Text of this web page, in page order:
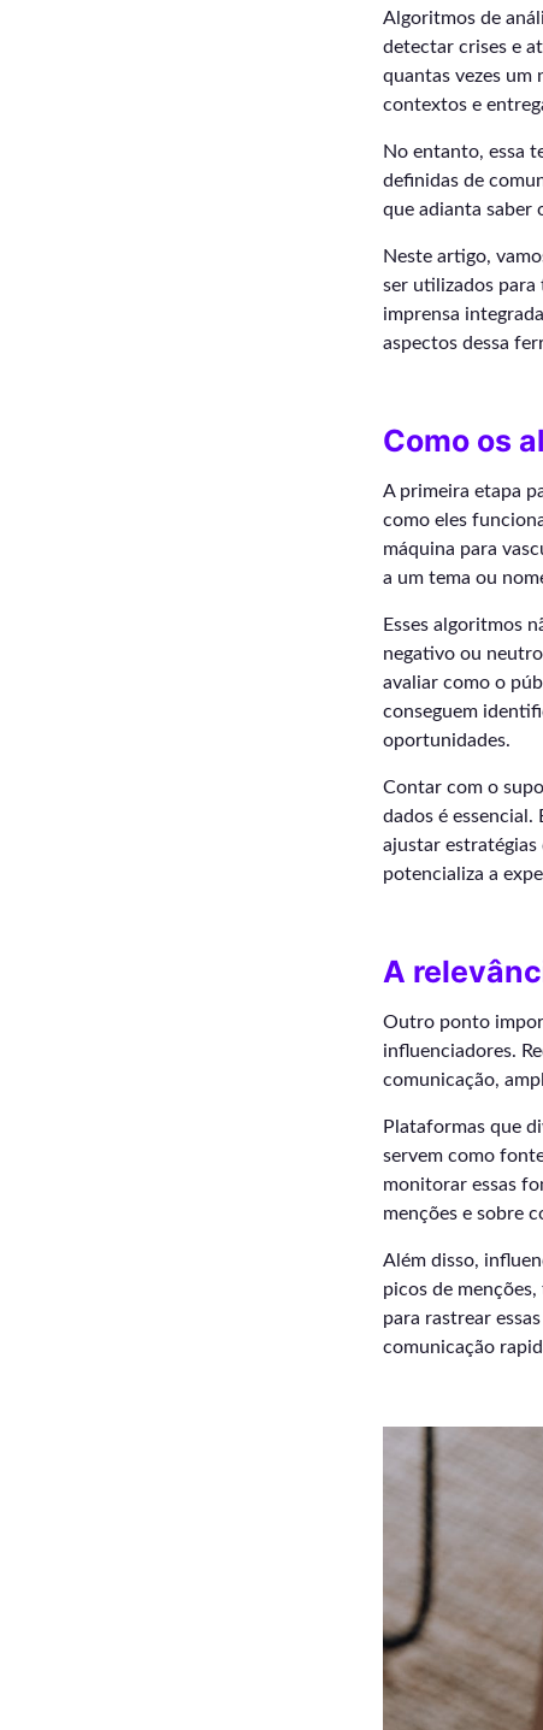
Algoritmos de
detectar crises e
quantas vezes um
contextos e
No entanto, essa
definidas de
que adianta saber
Neste artigo,
ser utilizados para
imprensa
aspectos dessa
Como os
A primeira etapa
como eles
máquina para
a um tema ou
Esses algoritmos
negativo ou
avaliar como o
conseguem
oportunidades.
Contar com o
dados é
ajustar estratégias
potencializa a
A
Outro ponto
influenciadores.
comunicação,
Plataformas que
servem como
monitorar essas
menções e sobre
Além disso,
picos de
para rastrear
comunicação